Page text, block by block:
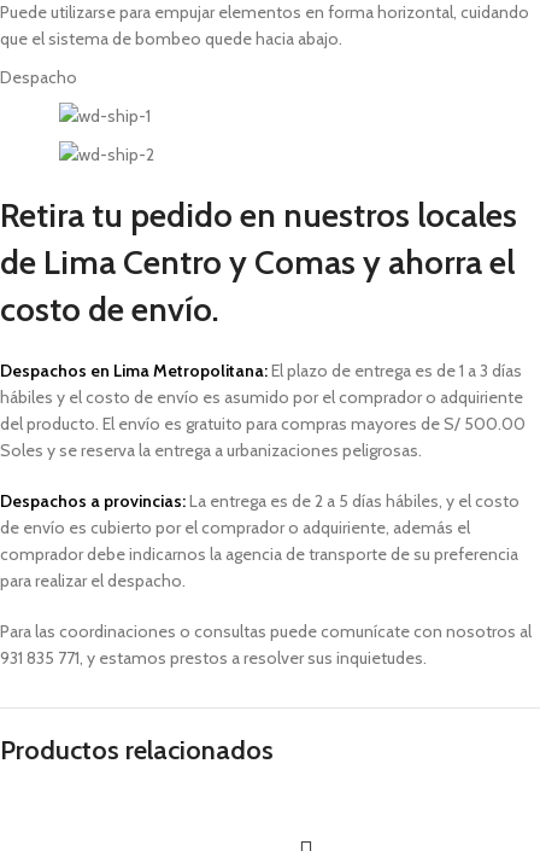
Puede utilizarse para empujar elementos en forma horizontal, cuidando
que el sistema de bombeo quede hacia abajo.
Despacho
Retira tu pedido en nuestros locales
de Lima Centro y Comas y ahorra el
costo de envío.
Despachos en Lima Metropolitana:El plazo de entrega es de 1 a 3 días
hábiles y el costo de envío es asumido por el comprador o adquiriente
del producto. El envío es gratuito para compras mayores de S/ 500.00
Soles yse reserva la entrega a urbanizaciones peligrosas.
Despachos a provincias:La entrega es de 2 a 5 días hábiles, y el costo
de envío es cubierto por el comprador o adquiriente, además el
comprador debe indicarnos la agencia de transporte de su preferencia
para realizar el despacho.
Para las coordinaciones o consultas puede comunícate con nosotros al
931 835 771, y estamos prestos a resolver sus inquietudes.
Productos relacionados